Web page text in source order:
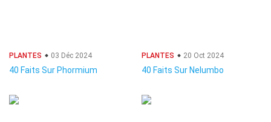
PLANTES 03 Déc 2024
40 Faits Sur Phormium
PLANTES 20 Oct 2024
40 Faits Sur Nelumbo